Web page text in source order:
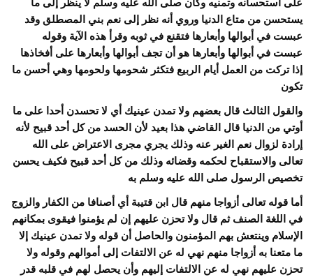
يستحسن من متاع الدنيا وروي أنه نظر إلى نعم بني المصطلق وقد
عبست في أبوالها وأبعارها فتقنع في ثوبه وقرأ هذه الآية وقوله
عبست في أبوالها وأبعارها هو أن تجف أبوالها وأبعارها على أفخاذها
إذا تركت من العمل أيام الربيع فتكثر شحومها ولحومها وهي أحسن ما
تكون
والقول الثالث قال بعضهم ولا تمدن عينيك أي لا تحسدن أحدا على ما
أوتي من الدنيا قال القاضي هذا بعيد لأن الحسد من كل أحد قبيح لأنه
إرادة لزوال نعم الغير عنه وذلك يجري مجرى الاعتراض على الله
تعالى والاستقباح لحكمه وقضائه وذلك من كل أحد قبيح فكيف يحسن
تخصيص الرسول صلى الله عليه وسلم به
أما قوله تعالى أزواجا منهم قال ابن قتيبة أي أصنافا من الكفار والزوج
في اللغة الصنف ثم قال ولا تحزن عليهم إن لم يؤمنوا فيقوى بمكانهم
الإسلام وينتعش بهم المؤمنون والحاصل أن قوله ولا تمدن عينيك إلا
ما متعنا به أزواجا منهم نهي له عن الالتفات إلى أموالهم وقوله ولا
تحزن عليهم نهي له عن الالتفات إليهم وأن يحصل لهم في قلبه قدر